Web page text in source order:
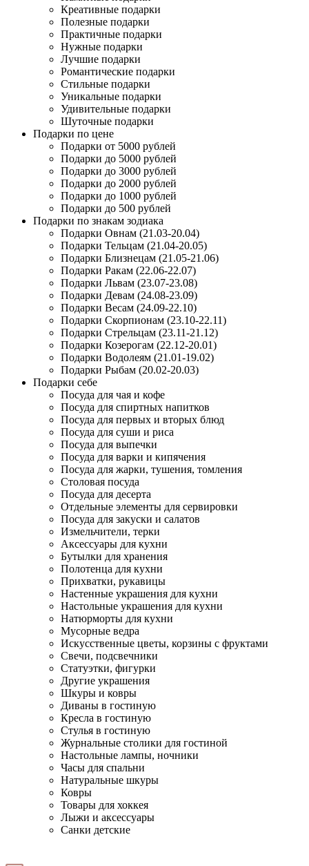
Креативные подарки
Полезные подарки
Практичные подарки
Нужные подарки
Лучшие подарки
Романтические подарки
Стильные подарки
Уникальные подарки
Удивительные подарки
Шуточные подарки
Подарки по цене
Подарки от 5000 рублей
Подарки до 5000 рублей
Подарки до 3000 рублей
Подарки до 2000 рублей
Подарки до 1000 рублей
Подарки до 500 рублей
Подарки по знакам зодиака
Подарки Овнам (21.03-20.04)
Подарки Тельцам (21.04-20.05)
Подарки Близнецам (21.05-21.06)
Подарки Ракам (22.06-22.07)
Подарки Львам (23.07-23.08)
Подарки Девам (24.08-23.09)
Подарки Весам (24.09-22.10)
Подарки Скорпионам (23.10-22.11)
Подарки Стрельцам (23.11-21.12)
Подарки Козерогам (22.12-20.01)
Подарки Водолеям (21.01-19.02)
Подарки Рыбам (20.02-20.03)
Подарки себе
Посуда для чая и кофе
Посуда для спиртных напитков
Посуда для первых и вторых блюд
Посуда для суши и риса
Посуда для выпечки
Посуда для варки и кипячения
Посуда для жарки, тушения, томления
Столовая посуда
Посуда для десерта
Отдельные элементы для сервировки
Посуда для закуски и салатов
Измельчители, терки
Аксессуары для кухни
Бутылки для хранения
Полотенца для кухни
Прихватки, рукавицы
Настенные украшения для кухни
Настольные украшения для кухни
Натюрморты для кухни
Мусорные ведра
Искусственные цветы, корзины с фруктами
Свечи, подсвечники
Статуэтки, фигурки
Другие украшения
Шкуры и ковры
Диваны в гостиную
Кресла в гостиную
Стулья в гостиную
Журнальные столики для гостиной
Настольные лампы, ночники
Часы для спальни
Натуральные шкуры
Ковры
Товары для хоккея
Лыжи и аксессуары
Санки детские